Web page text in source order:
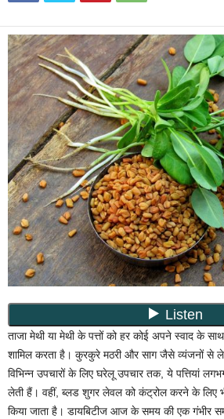
ताजा मेथी या मेथी के पत्तों को हर कोई अपने स्वाद के
शामिल करता है। कुरकुरे मठरी और साग जैसे व्यंजनों
विभिन्न उपचारों के लिए घरेलू उपचार तक, ये पत्तियां
लेती हैं। वहीं, ब्लड शुगर लेवल को कंट्रोल करने के लिए भी
किया जाता है। डायबिटीज आज के समय की एक